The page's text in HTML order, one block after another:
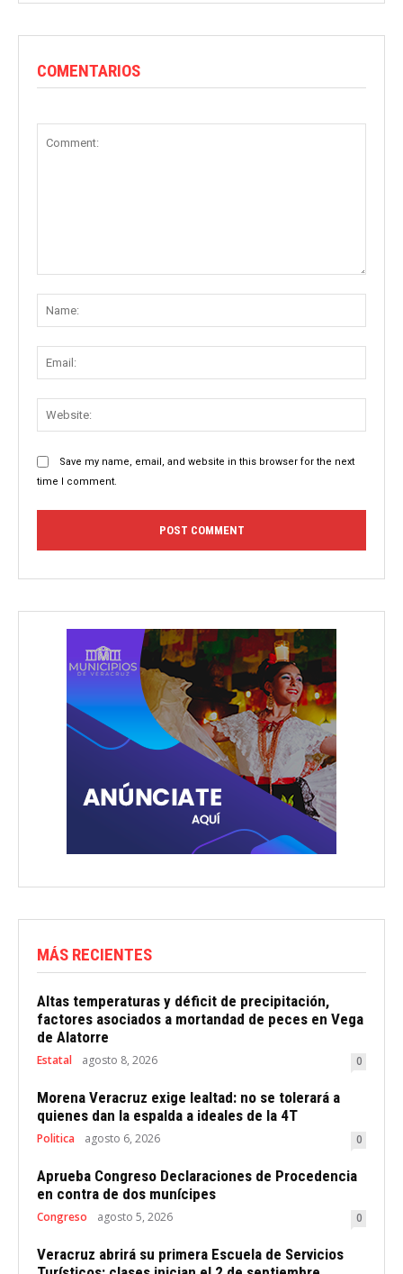
COMENTARIOS
Save my name, email, and website in this browser for the next
time I comment.
MÁS RECIENTES
Altas temperaturas y déficit de precipitación,
factores asociados a mortandad de peces en Vega
de Alatorre
Estatal agosto 8, 2026 0
Morena Veracruz exige lealtad: no se tolerará a
quienes dan la espalda a ideales de la 4T
Politica agosto 6, 2026 0
Aprueba Congreso Declaraciones de Procedencia
en contra de dos munícipes
Congreso agosto 5, 2026 0
Veracruz abrirá su primera Escuela de Servicios